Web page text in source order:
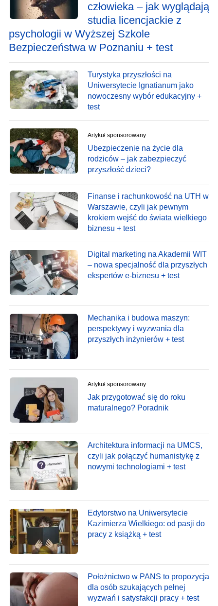
człowieka – jak wyglądają
studia licencjackie z
psychologii w Wyższej Szkole
Bezpieczeństwa w Poznaniu + test
Turystyka przyszłości na
Uniwersytecie Ignatianum jako
nowoczesny wybór edukacyjny +
test
Artykuł sponsorowany
Ubezpieczenie na życie dla
rodziców – jak zabezpieczyć
przyszłość dzieci?
Finanse i rachunkowość na UTH w
Warszawie, czyli jak pewnym
krokiem wejść do świata wielkiego
biznesu + test
Digital marketing na Akademii WIT
– nowa specjalność dla przyszłych
ekspertów e-biznesu + test
Mechanika i budowa maszyn:
perspektywy i wyzwania dla
przyszłych inżynierów + test
Artykuł sponsorowany
Jak przygotować się do roku
maturalnego? Poradnik
Architektura informacji na UMCS,
czyli jak połączyć humanistykę z
nowymi technologiami + test
Edytorstwo na Uniwersytecie
Kazimierza Wielkiego: od pasji do
pracy z książką + test
Położnictwo w PANS to propozycja
dla osób szukających pełnej
wyzwań i satysfakcji pracy + test